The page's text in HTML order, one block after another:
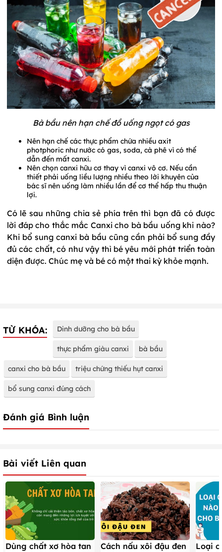
Bà bầu nên hạn chế đồ uống ngọt có gas
Nên hạn chế các thực phẩm chứa nhiều axit
photphoric như nước có gas, soda, cà phê vì có thể
dẫn đến mất canxi.
Nên chọn canxi hữu cơ thay vì canxi vô cơ. Nếu cần
thiết phải uống liều lượng nhiều theo lời khuyên của
bác sĩ nên uống làm nhiều lần để cơ thể hấp thu thuận
lợi.
Có lẽ sau những chia sẻ phía trên thì bạn đã có được
lời đáp cho thắc mắc Canxi cho bà bầu uống khi nào?
Khi bổ sung canxi bà bầu cũng cần phải bổ sung đầy
đủ các chất, có như vậy thì bé yêu mới phát triển toàn
diện được. Chúc mẹ và bé có một thai kỳ khỏe mạnh.
TỪ KHÓA: Dinh dưỡng cho bà bầu
thực phẩm giàu canxi bà bầu
canxi cho bà bầu triệu chứng thiếu hụt canxi
bổ sung canxi đúng cách
Đánh giá Bình luận
Bài viết Liên quan
Dùng chất xơ hòa tan
Cách nấu xôi đậu đen
Loại